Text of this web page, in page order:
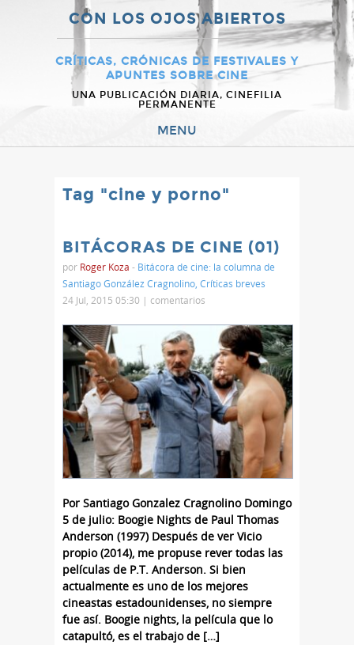
CON LOS OJOS ABIERTOS
CRÍTICAS, CRÓNICAS DE FESTIVALES Y
APUNTES SOBRE CINE
UNA PUBLICACIÓN DIARIA, CINEFILIA
PERMANENTE
MENU
Tag "cine y porno"
BITÁCORAS DE CINE (01)
por Roger Koza - Bitácora de cine: la columna de
Santiago González Cragnolino Críticas breves
24 Jul, 2015 05:30 | comentarios
Por Santiago Gonzalez Cragnolino Domingo
5 de julio: Boogie Nights de Paul Thomas
Anderson (1997) Después de ver Vicio
propio (2014), me propuse rever todas las
películas de P.T. Anderson. Si bien
actualmente es uno de los mejores
cineastas estadounidenses, no siempre
fue así. Boogie nights, la película que lo
catapultó, es el trabajo de […]